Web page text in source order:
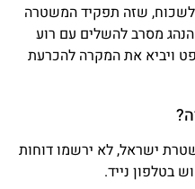
לשכוח, שזה תפקיד המשטרה
מסרב להשלים עם רוע
ויביא את המקרה להכרעת
ישראל, לא ירשמו דוחות
בטלפון נייד.